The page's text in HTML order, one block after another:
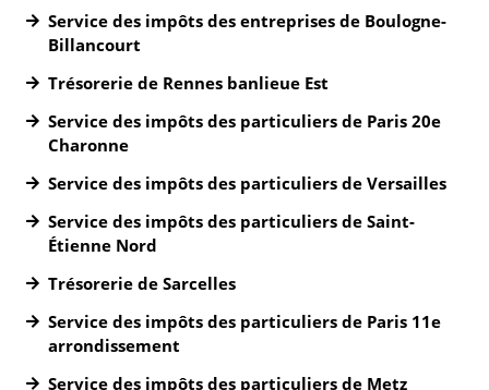
Service des impôts des entreprises de Boulogne-
Billancourt
Trésorerie de Rennes banlieue Est
Service des impôts des particuliers de Paris 20e
Charonne
Service des impôts des particuliers de Versailles
Service des impôts des particuliers de Saint-
Étienne Nord
Trésorerie de Sarcelles
Service des impôts des particuliers de Paris 11e
arrondissement
Service des impôts des particuliers de Metz